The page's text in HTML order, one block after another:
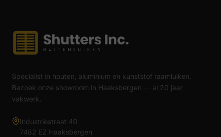
Specialist in houten, aluminium en kunststof raamluiken.
Bezoek onze showroom in Haaksbergen — al 20 jaar
vakwerk.
Industriestraat 40
7482 EZ Haaksbergen